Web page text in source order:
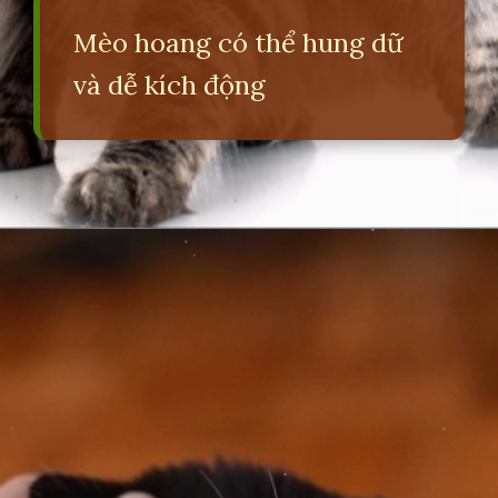
Mèo hoang có thể hung dữ
và dễ kích động
https://erci.edu.vn/meo-can-bi-sung-nhuc